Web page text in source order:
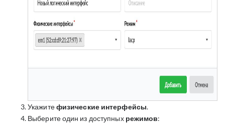
Укажитефизические интерфейсы.
Выберите один из доступных режимов: